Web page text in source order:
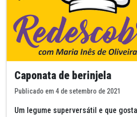
Caponata de berinjela
Publicado em 4 de setembro de 2021
Um legume superversátil e que